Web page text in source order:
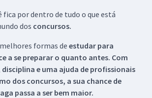
fica por dentro de tudo o que está
dos concursos.
formas de estudar para
a se preparar o quanto antes. Com
e uma ajuda de profissionais
dos concursos, a sua chance de
passa a ser bem maior.